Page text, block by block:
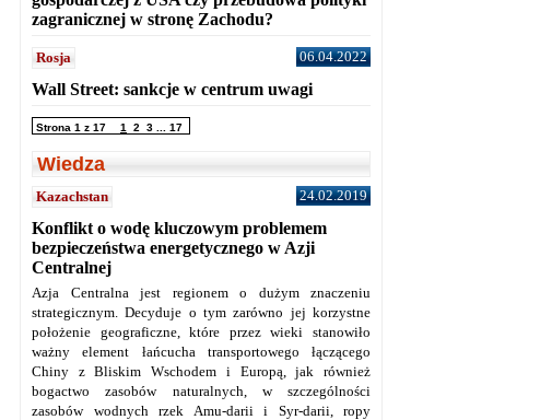
zagranicznej w stronę Zachodu?
Rosja 06.04.2022
Wall Street: sankcje w centrum uwagi
Strona 1 z 17 1 2 3 17
Wiedza
Kazachstan 24.02.2019
Konflikt o wodę kluczowym problemem
bezpieczeństwa energetycznego w Azji
Centralnej
Azja Centralna jest regionem o dużym znaczeniu
strategicznym. Decyduje o tym zarówno jej korzystne
położenie geograficzne, które przez wieki stanowiło
ważny element łańcucha transportowego łączącego
Chiny z Bliskim Wschodem i Europą, jak również
bogactwo zasobów naturalnych, w szczególności
zasobów wodnych rzek Amu-darii i Syr-darii, ropy